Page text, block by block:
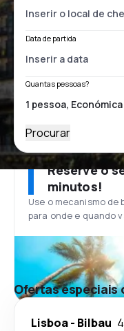
Data de partida
Quantas pessoas?
Procurar
Reserve o
minutos!
Use o mecanismo de
para onde e quando
Ofertas especiais
Lisboa- Bilbau